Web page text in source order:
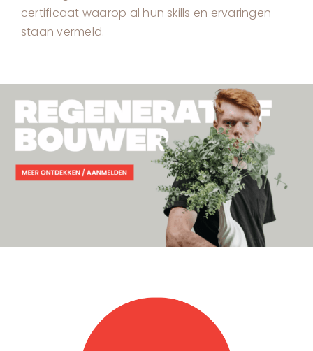
certificaat waarop al hun skills en ervaringen
staan vermeld.